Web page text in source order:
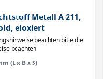
Metall A 211,
eloxiert
beachten bitte die
beachten
(L x B x S)